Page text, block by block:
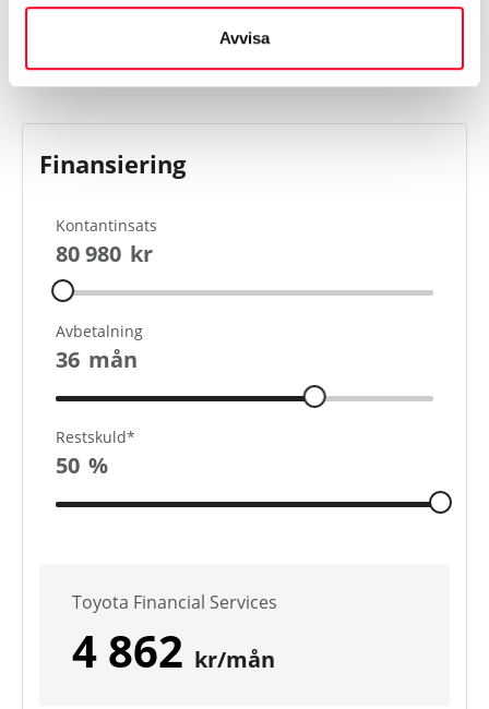
Avvisa
Visa mer
Finansiering
Kontantinsats
80 980 kr
Avbetalning
36 mån
Restskuld*
50 %
Toyota Financial Services
4 862 kr/mån